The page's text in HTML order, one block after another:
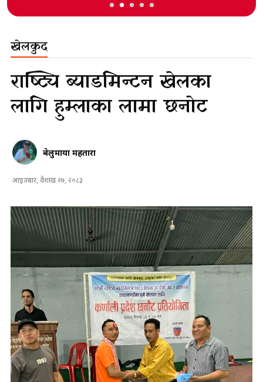
खेलकुद
राष्ट्यि ब्याडमिन्टन खेलका
लागि हुम्लाका लामा छनोट
बेलुमाया महतारा
आइतबार, वैशाख २७, २०८३